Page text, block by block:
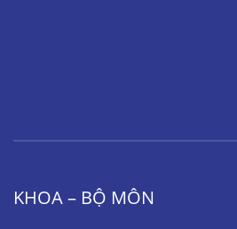
KHOA – BỘ MÔN